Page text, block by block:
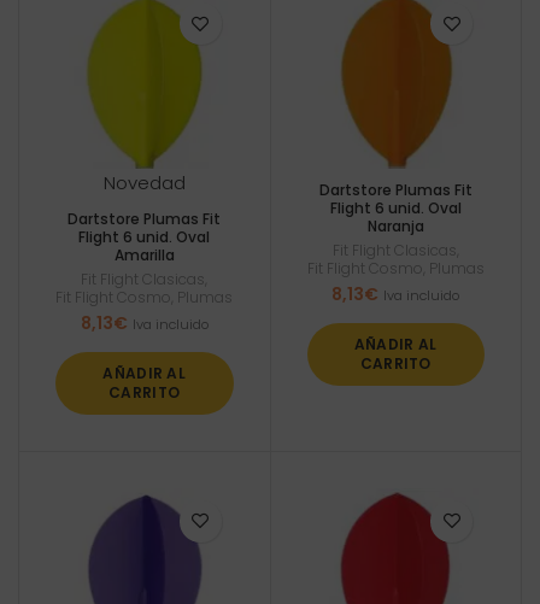
Novedad
Dartstore Plumas Fit
Flight 6 unid. Oval
Amarilla
Fit Flight Clasicas
Fit Flight Cosmo Plumas
8,13€ Iva incluido
AÑADIR AL
CARRITO
Dartstore Plumas Fit
Flight 6 unid. Oval
Naranja
Fit Flight Clasicas
Fit Flight Cosmo Plumas
8,13€ Iva incluido
AÑADIR AL
CARRITO